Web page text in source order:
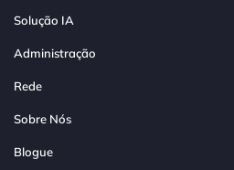
Solução IA
Administração
Rede
Sobre Nós
Blogue